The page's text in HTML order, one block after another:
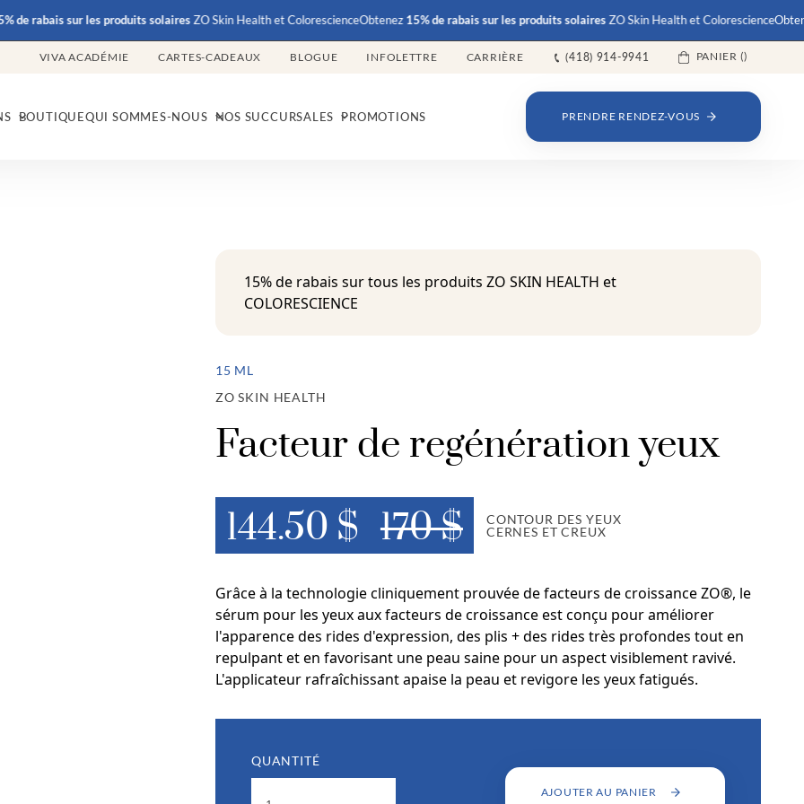
sur les produits solairesZO Skin Health et ColorescienceObtenez15% de rabais sur les produits solairesZO Skin Health et ColorescienceObtenez
VIVA ACADÉMIE CARTES-CADEAUX BLOGUE INFOLETTRE CARRIÈRE (418) 914-9941 PANIER ()
BOUTIQUEQUI SOMMES-NOUS NOS SUCCURSALES PROMOTIONS PRENDRE RENDEZ-VOUS
15% de rabais sur tous les produits ZO SKIN HEALTH et
COLORESCIENCE
15 ML
ZO SKIN HEALTH
Facteur de regénération yeux
144.50 $ 170 $
CONTOUR DES YEUX
CERNES ET CREUX
Grâce à la technologie cliniquement prouvée de facteurs de croissance ZO®, le
sérum pour les yeux aux facteurs de croissance est conçu pour améliorer
l'apparence des rides d'expression, des plis + des rides très profondes tout en
repulpant et en favorisant une peau saine pour un aspect visiblement ravivé.
L'applicateur rafraîchissant apaise la peau et revigore les yeux fatigués.
QUANTITÉ
AJOUTER AU PANIER